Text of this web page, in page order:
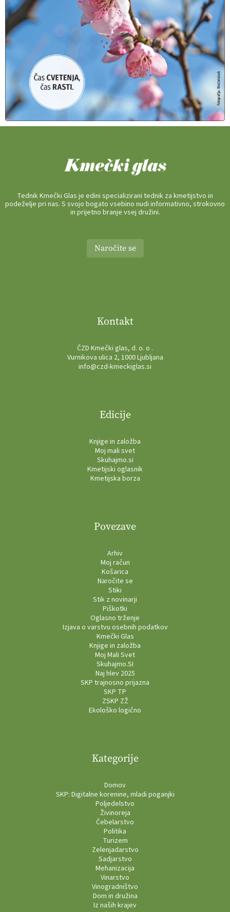
Tednik Kmečki Glas je edini specializirani tednik za kmetijstvo in
podeželje pri nas. S svojo bogato vsebino nudi informativno, strokovno
in prijetno branje vsej družini.
Naročite se
Kontakt
ČZD Kmečki glas, d. o. o .
Vurnikova ulica 2, 1000 Ljubljana
info@czd-kmeckiglas.si
Edicije
Knjige in založba
Moj mali svet
Skuhajmo.si
Kmetijski oglasnik
Kmetijska borza
Povezave
Arhiv
Moj račun
Košarica
Naročite se
Stiki
Stik z novinarji
Piškotki
Oglasno trženje
Izjava o varstvu osebnih podatkov
Kmečki Glas
Knjige in založba
Moj Mali Svet
Skuhajmo.SI
Naj hlev 2025
SKP trajnosno prijazna
SKP TP
ZSKP ZŽ
Ekološko logično
Kategorije
Domov
SKP: Digitalne korenine, mladi poganjki
Poljedelstvo
Živinoreja
Čebelarstvo
Politika
Turizem
Zelenjadarstvo
Sadjarstvo
Mehanizacija
Vinarstvo
Vinogradništvo
Dom in družina
Iz naših krajev